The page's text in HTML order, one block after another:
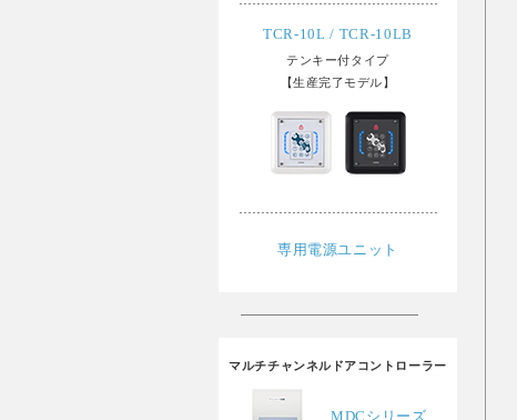
TCR-10L / TCR-10LB
テンキー付タイプ
【生産完了モデル】
専用電源ユニット
マルチチャンネルドアコントローラー
MDCシリーズ